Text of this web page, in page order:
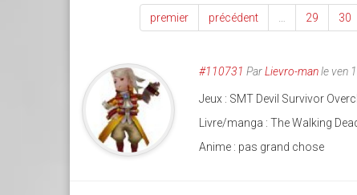
premier précédent 29 30
#110731 ParLievro-manle ven
Jeux : SMT Devil Survivor
Livre/manga : The Walking
Anime : pas grand chose